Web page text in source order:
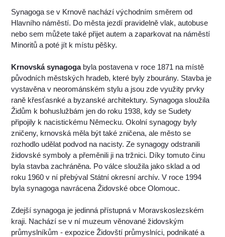
Synagoga se v Krnově nachází východním směrem od
Hlavního náměstí. Do města jezdí pravidelně vlak, autobuse
nebo sem můžete také přijet autem a zaparkovat na náměstí
Minoritů a poté jít k místu pěšky.
Krnovská synagogabyla postavena v roce 1871 na místě
původních městských hradeb, které byly zbourány. Stavba je
vystavěna v neorománském stylu a jsou zde využity prvky
raně křesťasnké a byzanské architektury. Synagoga sloužila
Židům k bohuslužbám jen do roku 1938, kdy se Sudety
připojily k nacistickému Německu. Okolní synagogy byly
zničeny, krnovská měla být také zničena, ale město se
rozhodlo udělat podvod na nacisty. Ze synagogy odstranili
židovské symboly a přeměnili ji na tržnici. Díky tomuto činu
byla stavba zachráněna. Po válce sloužila jako sklad a od
roku 1960 v ní přebýval Státní okresní archív. V roce 1994
byla synagoga navrácena Židovské obce Olomouc.
Zdejší synagoga je jedinná přístupná v Moravskoslezském
kraji. Nachází se v ní muzeum věnované židovským
průmyslníkům - expozice Židovští průmyslníci, podnikaté a